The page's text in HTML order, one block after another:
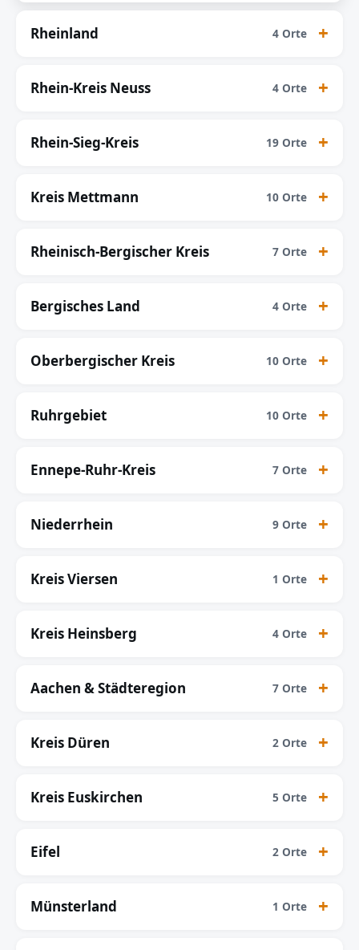
Rheinland 4 Orte
Rhein-Kreis Neuss 4 Orte
Rhein-Sieg-Kreis 19 Orte
Kreis Mettmann 10 Orte
Rheinisch-Bergischer Kreis 7 Orte
Bergisches Land 4 Orte
Oberbergischer Kreis 10 Orte
Ruhrgebiet 10 Orte
Ennepe-Ruhr-Kreis 7 Orte
Niederrhein 9 Orte
Kreis Viersen 1 Orte
Kreis Heinsberg 4 Orte
Aachen & Städteregion 7 Orte
Kreis Düren 2 Orte
Kreis Euskirchen 5 Orte
Eifel 2 Orte
Münsterland 1 Orte